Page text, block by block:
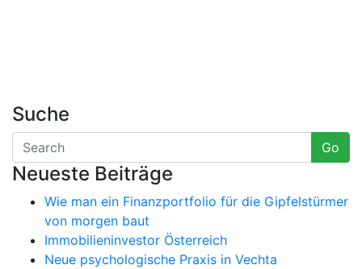
Suche
Go
Neueste Beiträge
Wie man ein Finanzportfolio für die Gipfelstürmer
von morgen baut
Immobilieninvestor Österreich
Neue psychologische Praxis in Vechta